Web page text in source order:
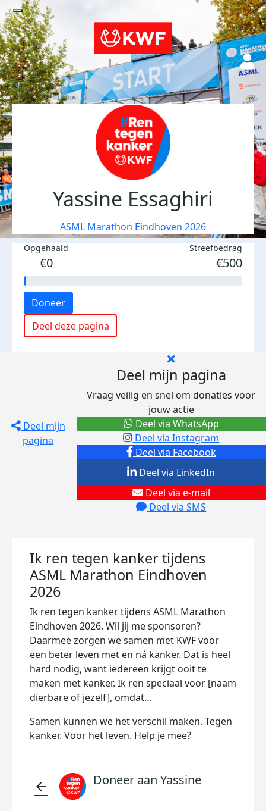
Yassine Essaghiri
ASML Marathon Eindhoven 2026
Opgehaald
€0
Streefbedrag
€500
Doneer
Deel deze pagina
Deel mijn
pagina
Deel mijn pagina
Vraag veilig en snel om donaties voor
jouw actie
Deel via Facebook
Deel via Instagram
Deel via e-mail
Deel via SMS
Deel via LinkedIn
Deel via WhatsApp
Ik ren tegen kanker tijdens
ASML Marathon Eindhoven
2026
Ik ren tegen kanker tijdens ASML Marathon
Eindhoven 2026. Wil jij me sponsoren?
Daarmee zorgen we samen met KWF voor
een beter leven met en ná kanker. Dat is heel
hard nodig, want iedereen krijgt ooit te
maken met kanker. Ik ren speciaal voor [naam
dierbare of jezelf], omdat...
Samen kunnen we het verschil maken. Tegen
kanker. Voor het leven. Help je mee?
arrow_back Doneer aan Yassine